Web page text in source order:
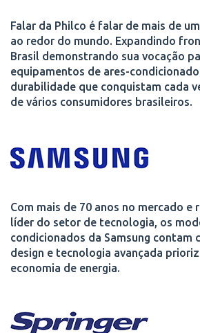
Falar da Philco é falar de mais de
ao redor do mundo. Expandindo
Brasil demonstrando sua vocação
equipamentos de ares-
durabilidade que conquistam cada
de vários consumidores brasileiros.
Com mais de 70 anos no mercado e
líder do setor de tecnologia, os
condicionados da Samsung contam
design e tecnologia avançada
economia de energia.